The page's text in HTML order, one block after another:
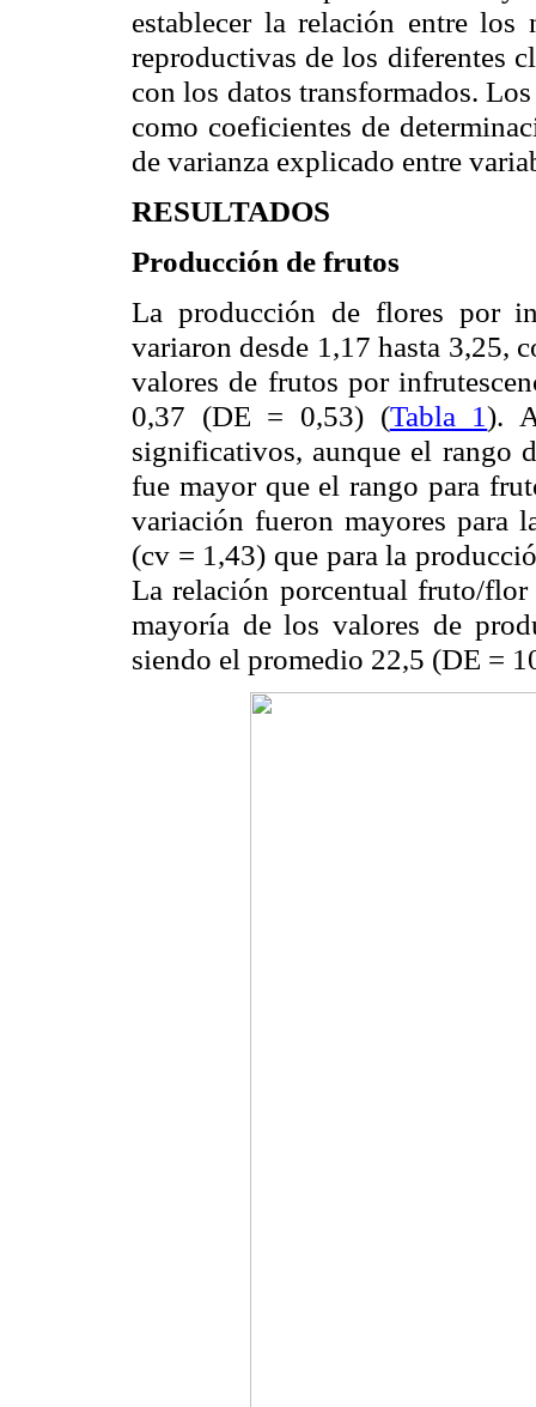
establecer la relación entre los
reproductivas de los diferentes
con los datos transformados.
como coeficientes de
de varianza explicado entre
RESULTADOS
Producción de frutos
La producción de flores por
variaron desde 1,17 hasta 3,25,
valores de frutos por
0,37 (DE = 0,53) (Tabla 1).
significativos, aunque el rango
fue mayor que el rango para
variación fueron mayores para
(cv = 1,43) que para la
La relación porcentual fruto/
mayoría de los valores de
siendo el promedio 22,5 (DE =